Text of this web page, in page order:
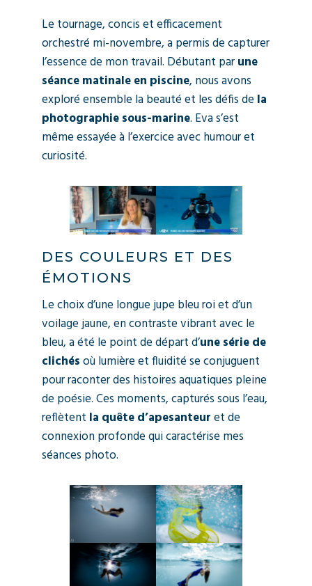
Le tournage, concis et efficacement
orchestré mi-novembre, a permis de capturer
l’essence de mon travail. Débutant parune
séance matinale en piscine, nous avons
exploré ensemble la beauté et les défis de la
photographie sous-marine. Eva s’est
même essayée à l’exercice avec humour et
curiosité.
DES COULEURS ET DES
ÉMOTIONS
Le choix d’une longue jupe bleu roi et d’un
voilage jaune, en contraste vibrant avec le
bleu, a été le point de départ d’une série de
clichésoù lumière et fluidité se conjuguent
pour raconter des histoires aquatiques pleine
de poésie. Ces moments, capturés sous l’eau,
reflètent la quête d’apesanteuret de
connexion profonde qui caractérise mes
séances photo.